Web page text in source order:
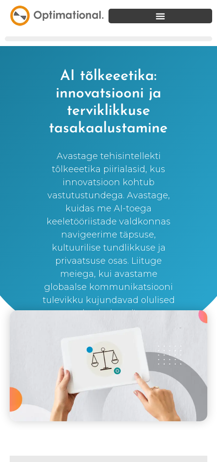
AI tõlkeeetika:
innovatsiooni ja
terviklikkuse
tasakaalustamine
Avastage tehisintellekti
tõlkeeetika piirialasid, kus
innovatsioon kohtub
vastutustundega. Avastage,
kuidas me AI-toega
keeletööriistade valdkonnas
navigeerime täpsuse,
kultuurilise tundlikkuse ja
privaatsuse osas. Liituge
meiega, kui avastame
globaalse kommunikatsiooni
tulevikku kujundavad olulised
kaalutlused!